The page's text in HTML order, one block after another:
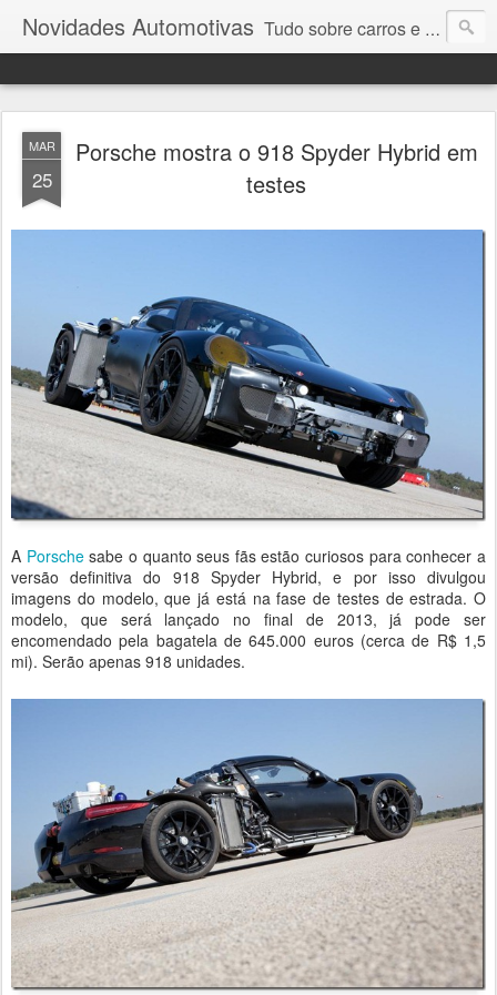
Novidades Automotivas Tudo sobre carros e motores
MAR
25
Porsche mostra o 918 Spyder Hybrid em
testes
A Porschesabe o quanto seus fãs estão curiosos para conhecer a
versão definitiva do 918 Spyder Hybrid, e por isso divulgou
imagens do modelo, que já está na fase de testes de estrada. O
modelo, que será lançado no final de 2013, já pode ser
encomendado pela bagatela de 645.000 euros (cerca de R$ 1,5
mi). Serão apenas 918 unidades.